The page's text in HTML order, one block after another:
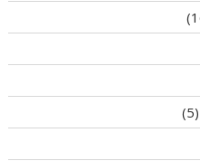
(5)